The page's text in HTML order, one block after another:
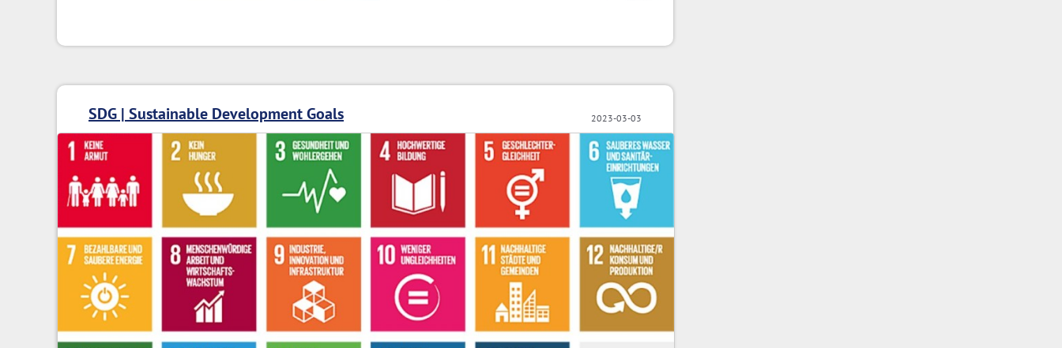
2023-03-03
SDG | Sustainable Development Goals